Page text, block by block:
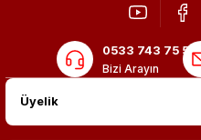
0533 743 75 56
Bizi Arayın
Üyelik